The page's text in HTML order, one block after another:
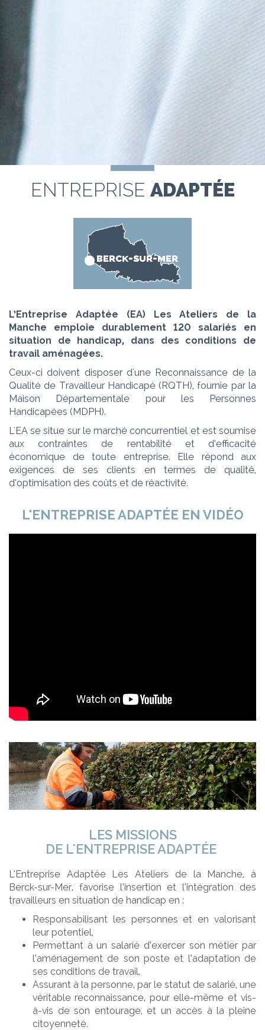
ENTREPRISE ADAPTÉE
L’Entreprise Adaptée (EA) Les Ateliers de la
Manche emploie durablement 120 salariés en
situation de handicap, dans des conditions de
travail aménagées.
Ceux-ci doivent disposer d'une Reconnaissance de la
Qualité de Travailleur Handicapé (RQTH), fournie par la
Maison Départementale pour les Personnes
Handicapées (MDPH).
L'EA se situe sur le marché concurrentiel et est soumise
aux contraintes de rentabilité et d’efficacité
économique de toute entreprise. Elle répond aux
exigences de ses clients en termes de qualité,
d’optimisation des coûts et de réactivité.
L'ENTREPRISE ADAPTÉE EN VIDÉO
LES MISSIONS
DE L'ENTREPRISE ADAPTÉE
L’Entreprise Adaptée Les Ateliers de la Manche, à
Berck-sur-Mer, favorise l’insertion et l’intégration des
travailleurs en situation de handicap en :
Responsabilisant les personnes et en valorisant
leur potentiel,
Permettant à un salarié d’exercer son métier par
l’aménagement de son poste et l’adaptation de
ses conditions de travail,
Assurant à la personne, par le statut de salarié, une
véritable reconnaissance, pour elle-même et vis-
à-vis de son entourage, et un accès à la pleine
citoyenneté.